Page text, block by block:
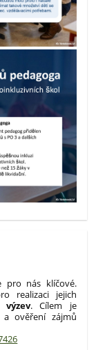
pro nás klíčové.
realizaci jejich
výzev. Cílem je
a ověření zájmů